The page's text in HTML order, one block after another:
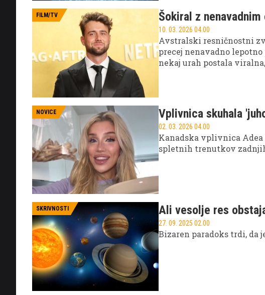
FILM/TV Šokiral z
10. 03. 2026 04.00
Avstralski resničnostni
precej nenavadno
nekaj urah postala
NOVICE Vplivnica skuhala
02. 03. 2026 04.00
Kanadska vplivnica Adea
spletnih trenutkov
SKRIVNOSTI Ali vesolje res
27. 09. 2025 02.00
Bizaren paradoks trdi, da